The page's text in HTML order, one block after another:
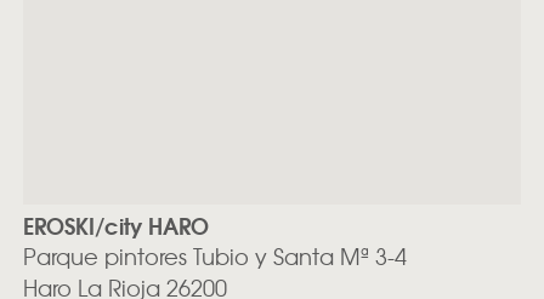
EROSKI/city HARO
Parque pintores Tubio y Santa Mª 3-4
Haro La Rioja 26200